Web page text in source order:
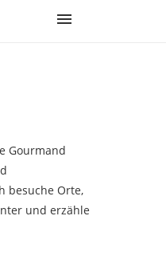
Gourmand
besuche Orte,
und erzähle